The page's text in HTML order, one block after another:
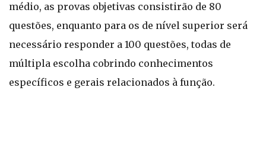
médio, as provas objetivas consistirão de 80
questões, enquanto para os de nível superior será
necessário responder a 100 questões, todas de
múltipla escolha cobrindo conhecimentos
específicos e gerais relacionados à função.